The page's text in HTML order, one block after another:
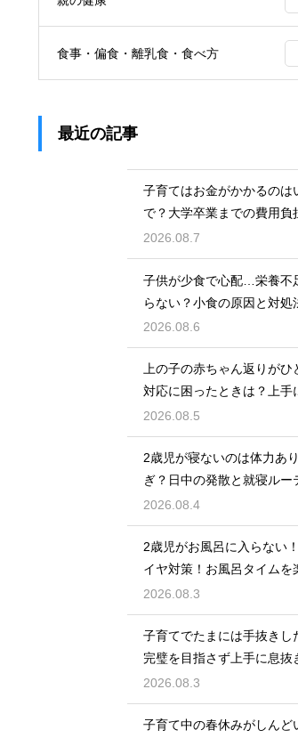
食事・偏食・離乳食・食べ方
最近の記事
子育てはお金がかかるのは
で？大学卒業までの費用負
の後の家計の変化
2026.08.7
子供が少食で心配…栄養不
らない？小食の原因と対処
2026.08.6
上の子の赤ちゃん返りが
対応に困ったときは？上手
させつつ成長を促す接し方
2026.08.5
2歳児が寝ないのは体力あ
ぎ？日中の発散と就寝ルー
でぐっすり作戦
2026.08.4
2歳児がお風呂に入らない
イヤ対策！お風呂タイムを
するアイデア
2026.08.3
子育てでたまには手抜きし
完璧を目指さず上手に息抜
ライフハック集
2026.08.3
子育て中の春休みがしんど